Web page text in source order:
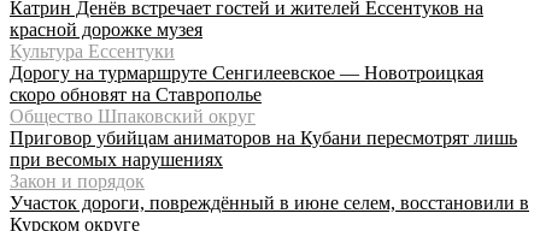
Катрин Денёв встречает гостей и жителей Ессентуков на
красной дорожке музея
Культура Ессентуки
Дорогу на турмаршруте Сенгилеевское — Новотроицкая
скоро обновят на Ставрополье
Общество Шпаковский округ
Приговор убийцам аниматоров на Кубани пересмотрят лишь
при весомых нарушениях
Закон и порядок
Участок дороги, повреждённый в июне селем, восстановили в
Курском округе